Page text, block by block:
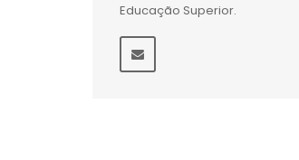
Educação Superior.